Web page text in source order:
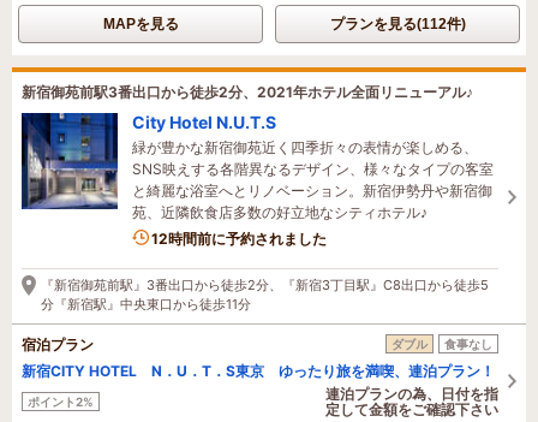
MAPを見る プランを見る(112件)
新宿御苑前駅3番出口から徒歩2分、2021年ホテル全面リニューアル♪
City Hotel N.U.T.S
緑が豊かな新宿御苑近く四季折々の表情が楽しめる、
SNS映えする各階異なるデザイン、様々なタイプの客室
と綺麗な浴室へとリノベーション。新宿伊勢丹や新宿御
苑、近隣飲食店多数の好立地なシティホテル♪
12時間前に予約されました
『新宿御苑前駅』3番出口から徒歩2分、『新宿3丁目駅』C8出口から徒歩5
分『新宿駅』中央東口から徒歩11分
宿泊プラン ダブル 食事なし
新宿CITY HOTEL N．U．T．S東京 ゆったり旅を満喫、連泊プラン！
ポイント2%
連泊プランの為、日付を指
定して金額をご確認下さい